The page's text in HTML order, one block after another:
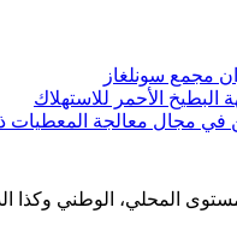
مجمع سونلغاز
الأحمر للاستهلاك
في مجال معالجة
المحلي، الوطني وكذا